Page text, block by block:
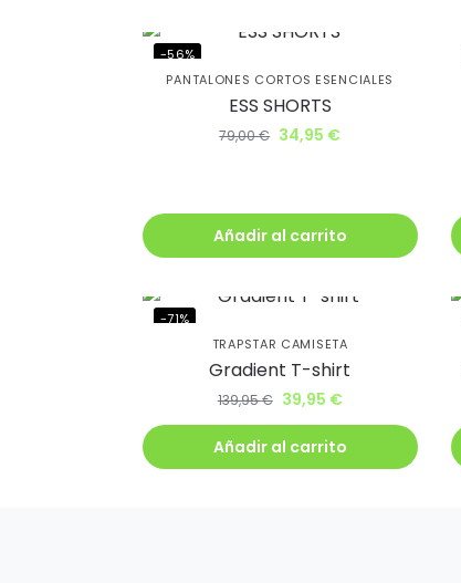
-56%
PANTALONES CORTOS ESENCIALES
ESS SHORTS
79,00€ 34,95 €
Añadir al carrito
-71%
TRAPSTAR CAMISETA
Gradient T-shirt
139,95€ 39,95 €
Añadir al carrito